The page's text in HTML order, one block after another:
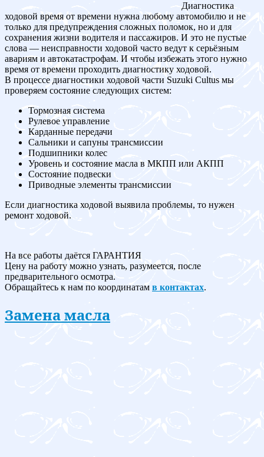
Диагностика
ходовой время от времени нужна любому автомобилю и не
только для предупреждения сложных поломок, но и для
сохранения жизни водителя и пассажиров. И это не пустые
слова — неисправности ходовой часто ведут к серьёзным
авариям и автокатастрофам. И чтобы избежать этого нужно
время от времени проходить диагностику ходовой.
В процессе диагностики ходовой части Suzuki Cultus мы
проверяем состояние следующих систем:
Тормозная система
Рулевое управление
Карданные передачи
Сальники и сапуны трансмиссии
Подшипники колес
Уровень и состояние масла в МКПП или АКПП
Состояние подвески
Приводные элементы трансмиссии
Если диагностика ходовой выявила проблемы, то нужен
ремонт ходовой.
На все работы даётся ГАРАНТИЯ
Цену на работу можно узнать, разумеется, после
предварительного осмотра.
Обращайтесь к нам по координатам в контактах.
Замена масла